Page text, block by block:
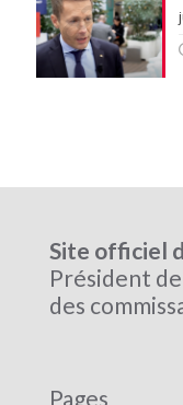
Site officiel
Président
des
Pages